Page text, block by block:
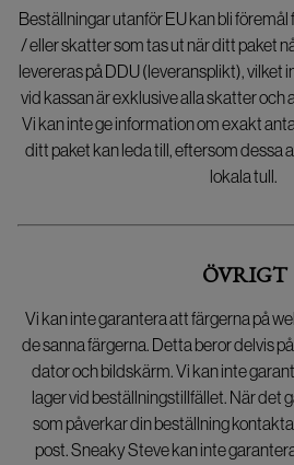
Beställningar utanför EU kan bli
/ eller skatter som tas ut när ditt paket
levereras på DDU (leveransplikt), vilket
vid kassan är exklusive alla skatter och
Vi kan inte ge information om exakt
ditt paket kan leda till, eftersom dessa
lokala tull.
ÖVRIGT
Vi kan inte garantera att färgerna på
de sanna färgerna. Detta beror delvis
dator och bildskärm. Vi kan inte
lager vid beställningstillfället. När det
som påverkar din beställning
post. Sneaky Steve kan inte